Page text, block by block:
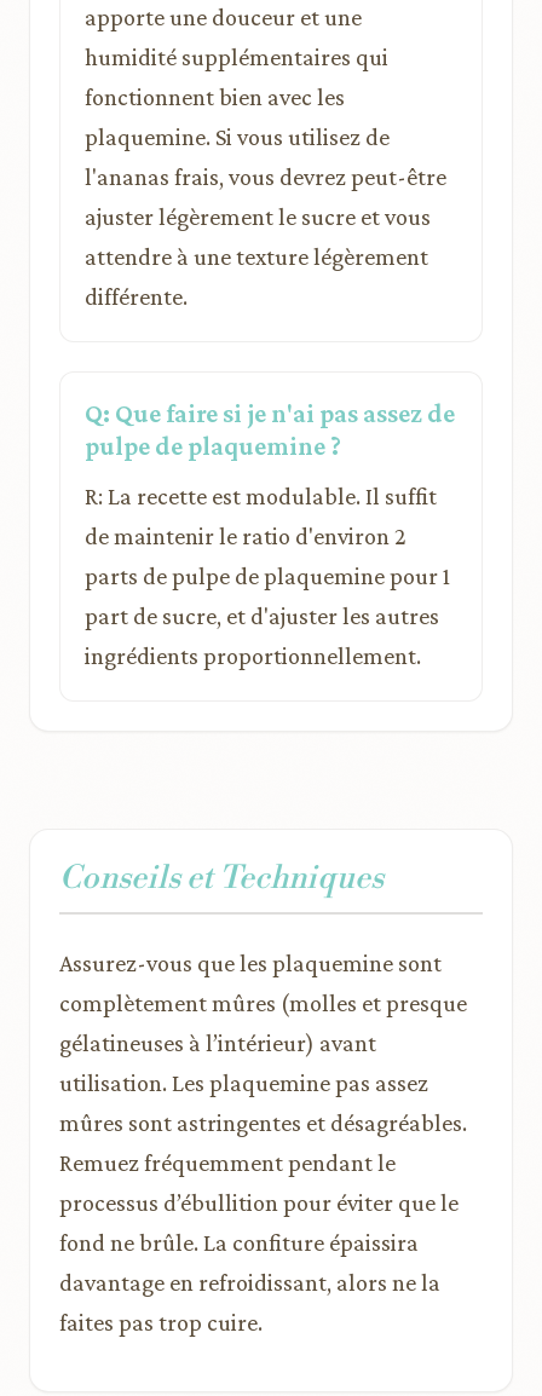
apporte une douceur et une
humidité supplémentaires qui
fonctionnent bien avec les
plaquemine. Si vous utilisez de
l'ananas frais, vous devrez peut-être
ajuster légèrement le sucre et vous
attendre à une texture légèrement
différente.
Q: Que faire si je n'ai pas assez de
pulpe de plaquemine ?
R: La recette est modulable. Il suffit
de maintenir le ratio d'environ 2
parts de pulpe de plaquemine pour 1
part de sucre, et d'ajuster les autres
ingrédients proportionnellement.
Conseils et Techniques
Assurez-vous que les plaquemine sont
complètement mûres (molles et presque
gélatineuses à l’intérieur) avant
utilisation. Les plaquemine pas assez
mûres sont astringentes et désagréables.
Remuez fréquemment pendant le
processus d’ébullition pour éviter que le
fond ne brûle. La confiture épaissira
davantage en refroidissant, alors ne la
faites pas trop cuire.